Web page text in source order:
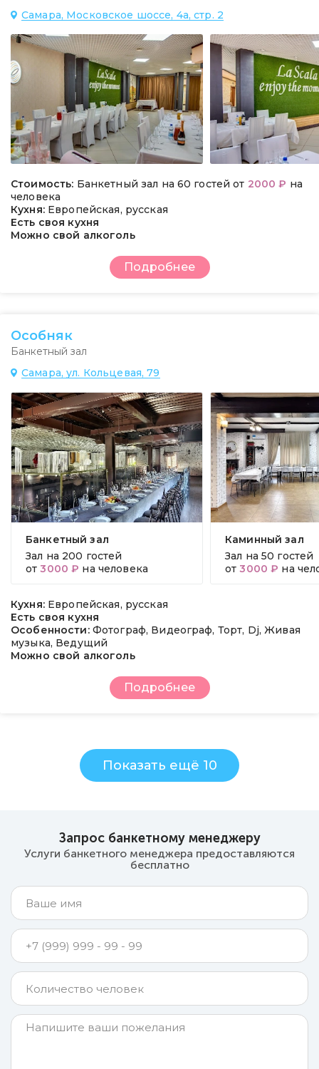
Самара, Московское шоссе, 4а, стр. 2
Стоимость: Банкетный зал на 60 гостей от 2000 ₽ на
человека
Кухня: Европейская, русская
Есть своя кухня
Можно свой алкоголь
Подробнее
Особняк
Банкетный зал
Самара, ул. Кольцевая, 79
Банкетный зал
Зал на 200 гостей
от3000 ₽ на человека
Каминный зал
Зал на 50 гостей
от3000 ₽ на
Кухня: Европейская, русская
Есть своя кухня
Особенности: Фотограф, Видеограф, Торт, Dj, Живая
музыка, Ведущий
Можно свой алкоголь
Подробнее
Показать ещё 10
Запрос банкетному менеджеру
Услуги банкетного менеджера предоставляются
бесплатно